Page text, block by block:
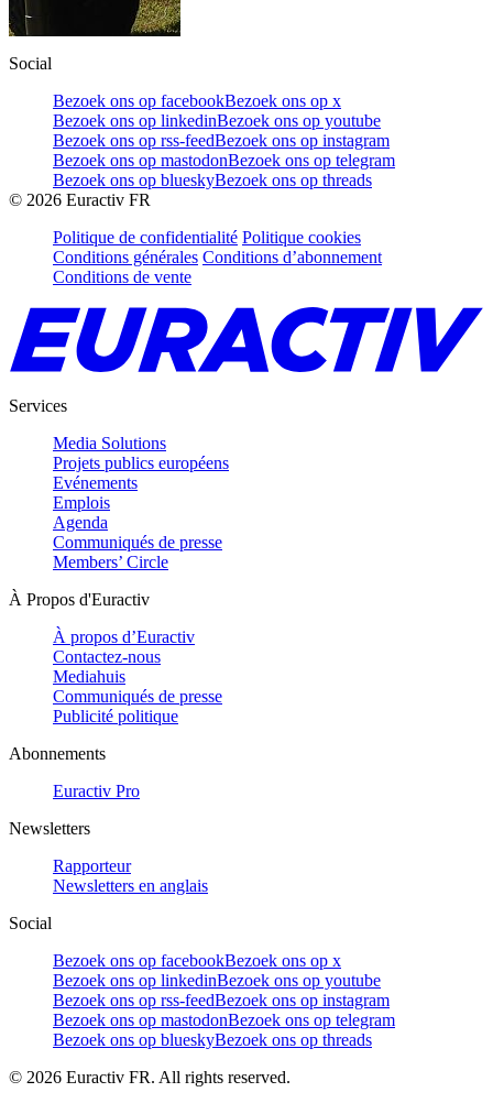
Social
Bezoek ons op facebookBezoek ons op x
Bezoek ons op linkedinBezoek ons op youtube
Bezoek ons op rss-feedBezoek ons op instagram
Bezoek ons op mastodonBezoek ons op telegram
Bezoek ons op blueskyBezoek ons op threads
© 2026 Euractiv FR
Politique de confidentialité Politique cookies
Conditions générales Conditions d’abonnement
Conditions de vente
Services
Media Solutions
Projets publics européens
Evénements
Emplois
Agenda
Communiqués de presse
Members’ Circle
À Propos d'Euractiv
À propos d’Euractiv
Contactez-nous
Mediahuis
Communiqués de presse
Publicité politique
Abonnements
Euractiv Pro
Newsletters
Rapporteur
Newsletters en anglais
Social
Bezoek ons op facebookBezoek ons op x
Bezoek ons op linkedinBezoek ons op youtube
Bezoek ons op rss-feedBezoek ons op instagram
Bezoek ons op mastodonBezoek ons op telegram
Bezoek ons op blueskyBezoek ons op threads
© 2026 Euractiv FR. All rights reserved.